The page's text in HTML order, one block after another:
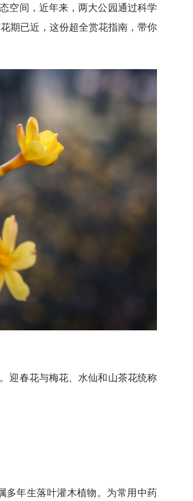
空间，近年来，两大公园通过科学
期已近，这份超全赏花指南，带你
迎春花与梅花、水仙和山茶花统称
多年生落叶灌木植物。为常用中药